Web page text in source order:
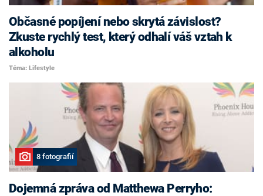
Občasné popíjení nebo skrytá závislost?
Zkuste rychlý test, který odhalí váš vztah k
alkoholu
Téma: Lifestyle
8 fotografií
Dojemná zpráva od Matthewa Perryho: